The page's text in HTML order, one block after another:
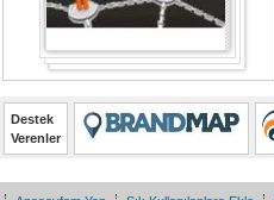
Destek
Verenler